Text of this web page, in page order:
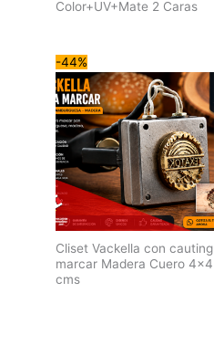
Color+UV+Mate 2 Caras
-44%
Cliset Vackella con cauting
marcar Madera Cuero 4×4
cms